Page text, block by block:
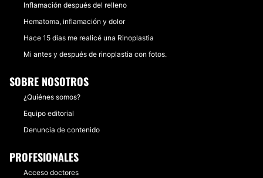
Inflamación después del relleno
Hematoma, inflamación y dolor
Hace 15 dias me realicé una Rinoplastia
Mi antes y después de rinoplastia con fotos.
SOBRE NOSOTROS
¿Quiénes somos?
Equipo editorial
Denuncia de contenido
PROFESIONALES
Acceso doctores